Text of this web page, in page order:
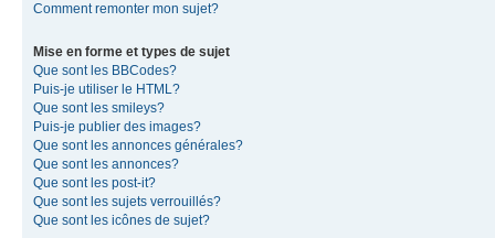
Comment remonter mon sujet?
Mise en forme et types de sujet
Que sont les BBCodes?
Puis-je utiliser le HTML?
Que sont les smileys?
Puis-je publier des images?
Que sont les annonces générales?
Que sont les annonces?
Que sont les post-it?
Que sont les sujets verrouillés?
Que sont les icônes de sujet?